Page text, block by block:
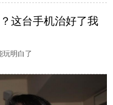
这台手机治好了我
玩明白了